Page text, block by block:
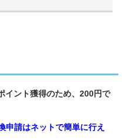
イント獲得のため、200円で
申請はネットで簡単に行え